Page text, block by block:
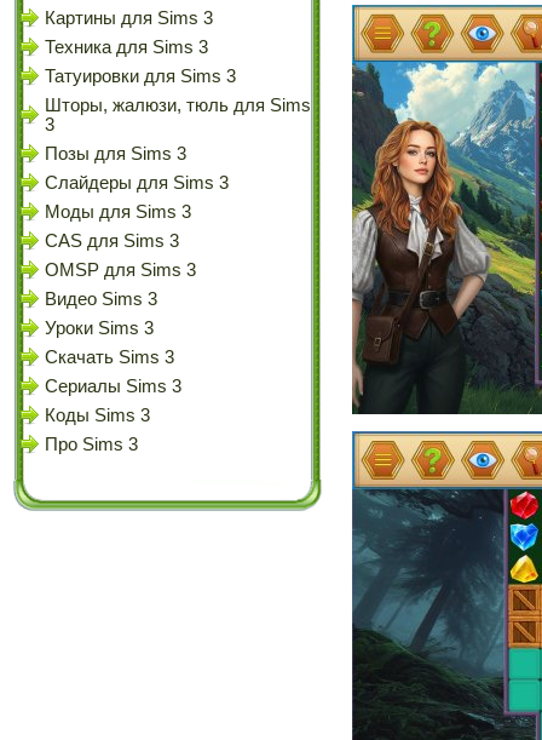
Картины для Sims 3
Техника для Sims 3
Татуировки для Sims 3
Шторы, жалюзи, тюль для Sims
3
Позы для Sims 3
Слайдеры для Sims 3
Моды для Sims 3
CAS для Sims 3
OMSP для Sims 3
Видео Sims 3
Уроки Sims 3
Скачать Sims 3
Сериалы Sims 3
Коды Sims 3
Про Sims 3